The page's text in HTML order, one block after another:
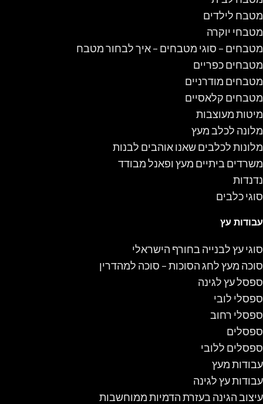
מטבח לילדים
מטבחי יוקרה
מטבחים – סוגי מטבחים – איך לבחור מטבח
מטבחים כפריים
מטבחים מודרניים
מטבחים קלאסיים
מיטות מעוצבות
מלונה לכלב מעץ
מלונות לכלבים שאנו אוהבים לבנות
משרדים ביתיים מעץ ופאנל מבודד
נדנדות
סוגי כלבים
עבודות עץ
סוגי עץ לבנייה בחורף הישראלי
סוכה מעץ לחג הסוכות – סוכה למהדרין
ספסל עץ לגינה
ספסלי לובי
ספסלי רחוב
ספסלים
ספסלים ללובי
עבודות מעץ
עבודות עץ לגינה
עיצוב הגינה בעזרת הדמיות ממוחשבות